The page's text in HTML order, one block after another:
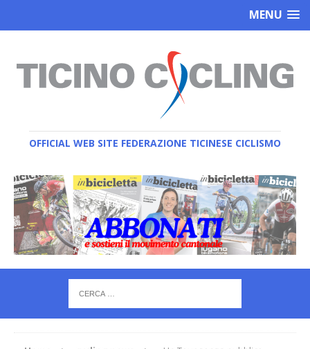
MENU
OFFICIAL WEB SITE FEDERAZIONE TICINESE CICLISMO